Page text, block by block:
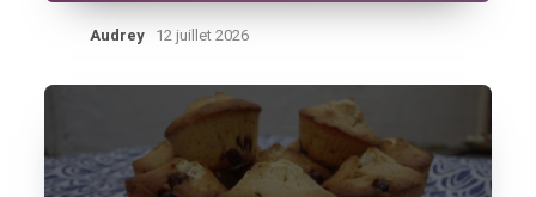
Audrey 12 juillet 2026